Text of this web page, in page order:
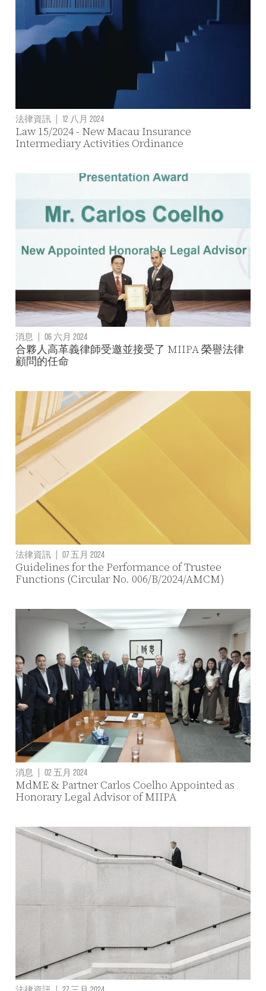
法律資訊 | 12 八月 2024
Law 15/2024 - New Macau Insurance
Intermediary Activities Ordinance
消息 | 06 六月 2024
合夥人高革義律師受邀並接受了 MIIPA 榮譽法律
顧問的任命
法律資訊 | 07 五月 2024
Guidelines for the Performance of Trustee
Functions (Circular No. 006/B/2024/AMCM)
消息 | 02 五月 2024
MdME & Partner Carlos Coelho Appointed as
Honorary Legal Advisor of MIIPA